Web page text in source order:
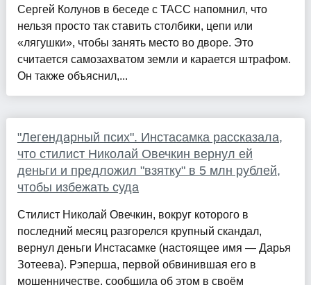
Сергей Колунов в беседе с ТАСС напомнил, что
нельзя просто так ставить столбики, цепи или
«лягушки», чтобы занять место во дворе. Это
считается самозахватом земли и карается штрафом.
Он также объяснил,...
"Легендарный псих". Инстасамка рассказала,
что стилист Николай Овечкин вернул ей
деньги и предложил "взятку" в 5 млн рублей,
чтобы избежать суда
Стилист Николай Овечкин, вокруг которого в
последний месяц разгорелся крупный скандал,
вернул деньги Инстасамке (настоящее имя — Дарья
Зотеева). Рэперша, первой обвинившая его в
мошенничестве, сообщила об этом в своём